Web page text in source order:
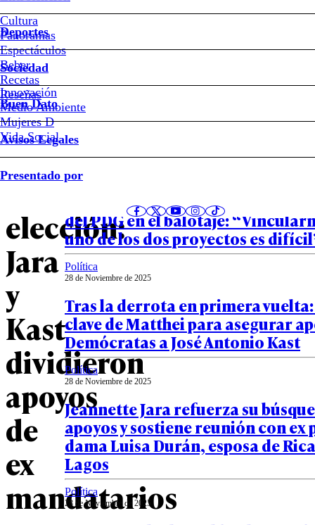
Cultura
Panoramas
Espectáculos
Beber
Recetas
Reseñas
Deportes
Sociedad
Innovación
Medio Ambiente
Mujeres D
Vida Social
Buen Dato
Avisos Legales
Presentado por
A
dos
semanas
de
la
elección:
Jara
y
Kast
dividieron
apoyos
de
ex
mandatarios
Notas relacionadas
28 de Noviembre de 2025
Jefe de campaña de Parisi
del PDG en el balotaje:
uno de los dos proyectos es
Política
28 de Noviembre de 2025
Tras la derrota en primera
clave de Matthei para asegurar
Demócratas a José Antonio Kast
Política
28 de Noviembre de 2025
Jeannette Jara refuerza su
apoyos y sostiene reunión con ex
dama Luisa Durán, esposa de
Lagos
Política
28 de Noviembre de 2025